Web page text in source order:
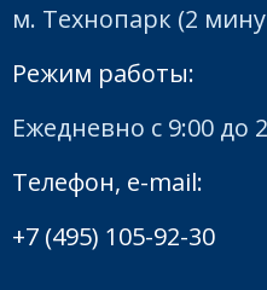
м. Технопарк (2
Режим работы:
Ежедневно с 9:00 до
Телефон, e-mail:
+7 (495) 105-92-30